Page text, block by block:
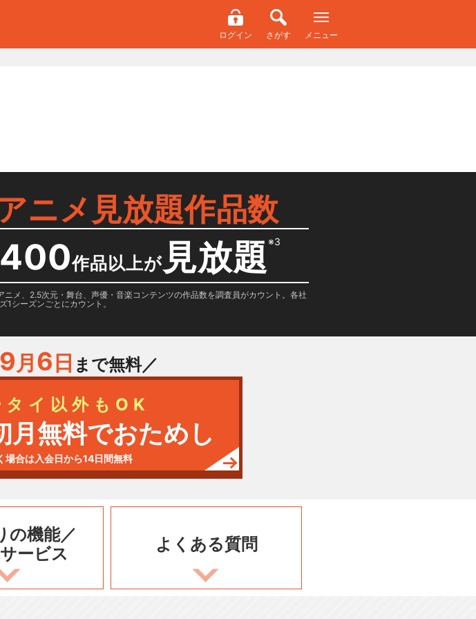
ログイン さがす メニュー
ニメ見放題作品数
作品以上が 見放題※3
メ、2.5次元・舞台、声優・音楽コンテンツの作品数を調査員がカウント。各社
シーズンごとにカウント。
9月 6 日 まで無料／
タイ以外もOK
月無料でおためし
場合は入会日から14日間無料
の機能／
ービス
よくある質問